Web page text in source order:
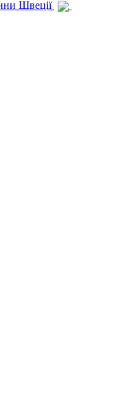
Швеції